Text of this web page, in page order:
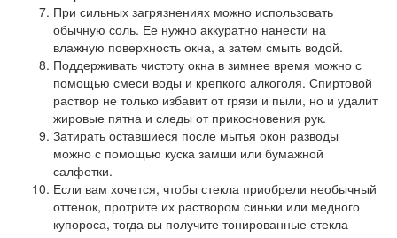
При сильных загрязнениях можно использовать
обычную соль. Ее нужно аккуратно нанести на
влажную поверхность окна, а затем смыть водой.
Поддерживать чистоту окна в зимнее время можно с
помощью смеси воды и крепкого алкоголя. Спиртовой
раствор не только избавит от грязи и пыли, но и удалит
жировые пятна и следы от прикосновения рук.
Затирать оставшиеся после мытья окон разводы
можно с помощью куска замши или бумажной
салфетки.
Если вам хочется, чтобы стекла приобрели необычный
оттенок, протрите их раствором синьки или медного
купороса, тогда вы получите тонированные стекла